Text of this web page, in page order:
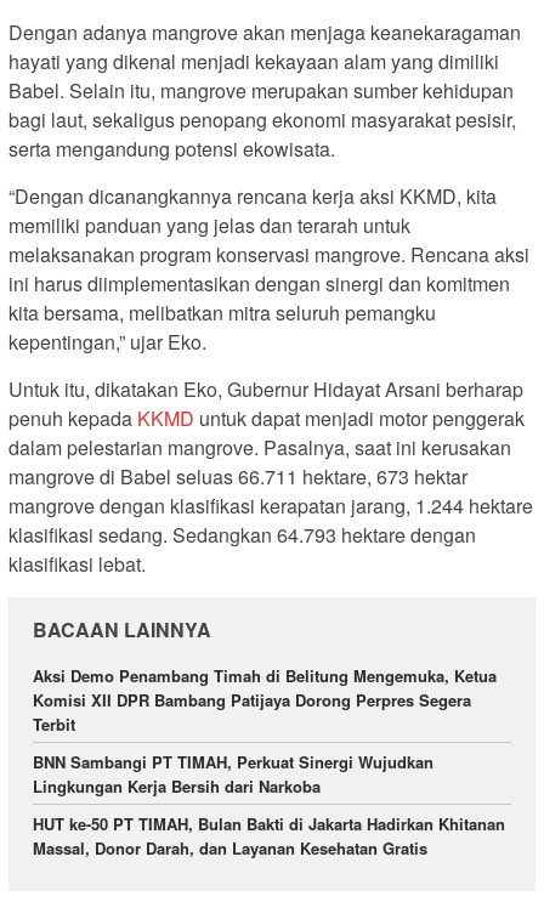
Dengan adanya mangrove akan menjaga keanekaragaman
hayati yang dikenal menjadi kekayaan alam yang dimiliki
Babel. Selain itu, mangrove merupakan sumber kehidupan
bagi laut, sekaligus penopang ekonomi masyarakat pesisir,
serta mengandung potensi ekowisata.
“Dengan dicanangkannya rencana kerja aksi KKMD, kita
memiliki panduan yang jelas dan terarah untuk
melaksanakan program konservasi mangrove. Rencana aksi
ini harus diimplementasikan dengan sinergi dan komitmen
kita bersama, melibatkan mitra seluruh pemangku
kepentingan,” ujar Eko.
Untuk itu, dikatakan Eko, Gubernur Hidayat Arsani berharap
penuh kepada KKMD untuk dapat menjadi motor penggerak
dalam pelestarian mangrove. Pasalnya, saat ini kerusakan
mangrove di Babel seluas 66.711 hektare, 673 hektar
mangrove dengan klasifikasi kerapatan jarang, 1.244 hektare
klasifikasi sedang. Sedangkan 64.793 hektare dengan
klasifikasi lebat.
BACAAN LAINNYA
Aksi Demo Penambang Timah di Belitung Mengemuka, Ketua
Komisi XII DPR Bambang Patijaya Dorong Perpres Segera
Terbit
BNN Sambangi PT TIMAH, Perkuat Sinergi Wujudkan
Lingkungan Kerja Bersih dari Narkoba
HUT ke-50 PT TIMAH, Bulan Bakti di Jakarta Hadirkan Khitanan
Massal, Donor Darah, dan Layanan Kesehatan Gratis